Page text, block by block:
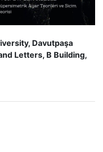
Davutpaşa
Letters, B Building,